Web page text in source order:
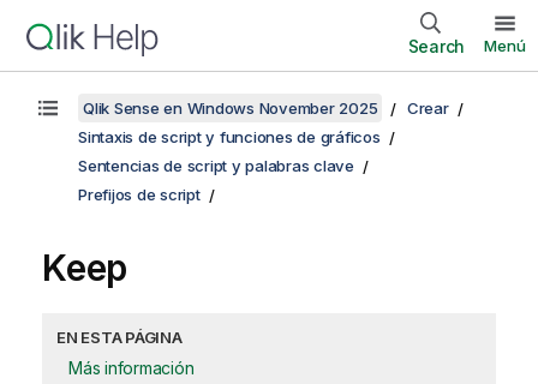
Search Menú
Qlik Sense en Windows November 2025
Crear
Sintaxis de script y funciones de gráficos
Sentencias de script y palabras clave
Prefijos de script
Keep
EN ESTA PÁGINA
Más información